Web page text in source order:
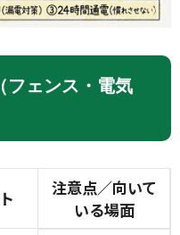
フェンス・電気
注意点／向いて
いる場面